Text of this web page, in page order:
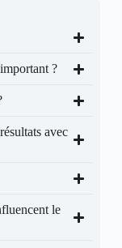
?
avec
le